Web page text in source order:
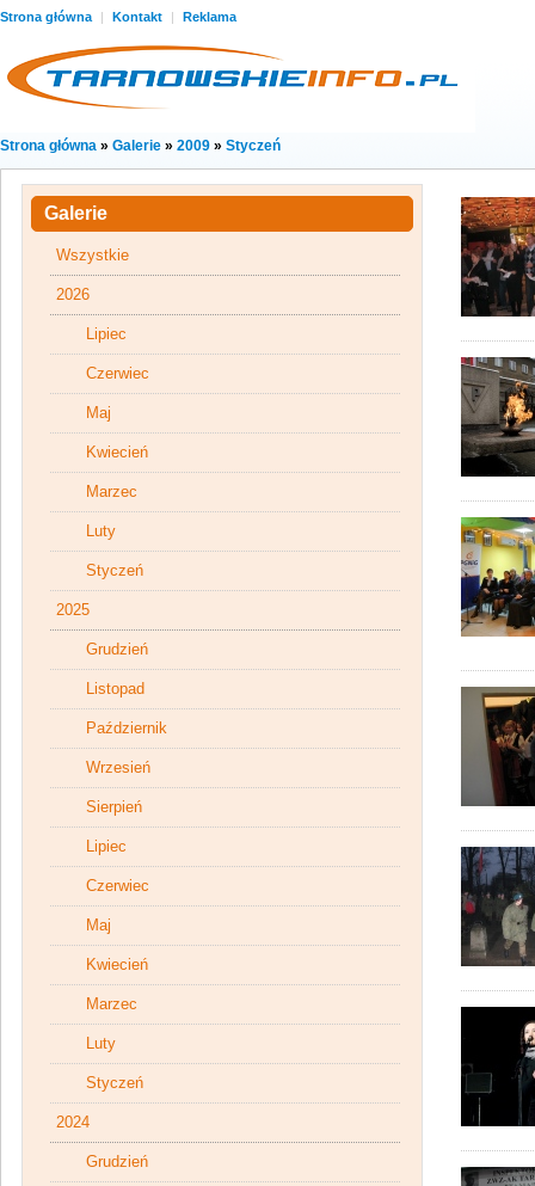
Strona główna | Kontakt | Reklama
Strona główna » Galerie » 2009 » Styczeń
Galerie
Wszystkie
2026
Lipiec
Czerwiec
Maj
Kwiecień
Marzec
Luty
Styczeń
2025
Grudzień
Listopad
Październik
Wrzesień
Sierpień
Lipiec
Czerwiec
Maj
Kwiecień
Marzec
Luty
Styczeń
2024
Grudzień